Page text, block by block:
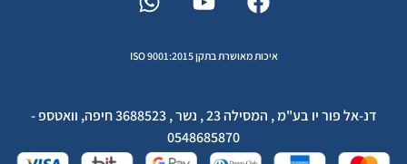
איכות מאושרת בתקן ISO 9001:2015
דנ-אל פור יו בע"מ , המסילה 23 , נשר , 3688523 חיפה, וואטספ -
0548685870